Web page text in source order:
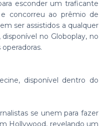
esconder um traficante
concorreu ao prêmio de
ser assistidos a qualquer
no Globoplay, no
disponível dentro do
se unem para fazer
Hollywood, revelando um